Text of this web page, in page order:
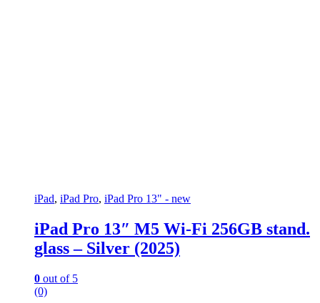
iPad, iPad Pro, iPad Pro 13" - new
iPad Pro 13″ M5 Wi-Fi 256GB stand.
glass – Silver (2025)
0 out of 5
(0)